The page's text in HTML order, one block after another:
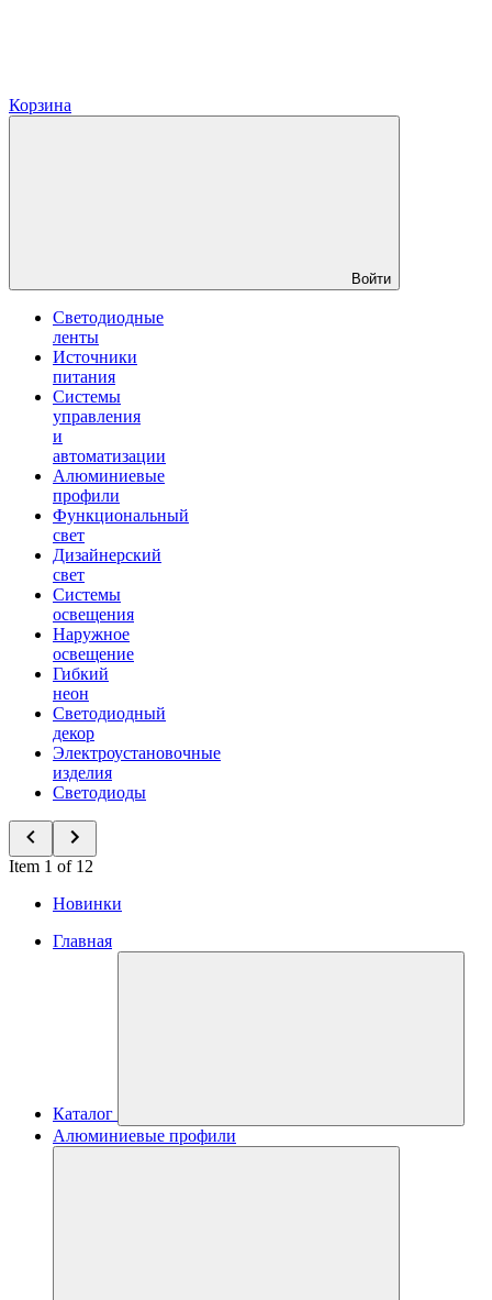
Корзина
Войти
Светодиодные
ленты
Источники
питания
Системы
управления
и
автоматизации
Алюминиевые
профили
Функциональный
свет
Дизайнерский
свет
Системы
освещения
Наружное
освещение
Гибкий
неон
Светодиодный
декор
Электроустановочные
изделия
Светодиоды
Item 1 of 12
Новинки
Главная
Каталог
Алюминиевые профили